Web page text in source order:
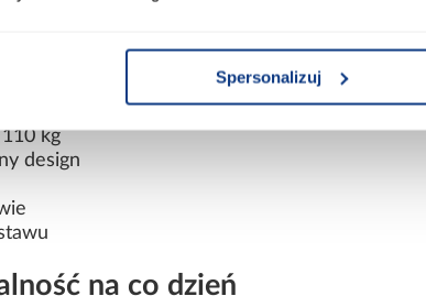
Spersonalizuj
cm
obustronnie
kg
design
na co dzień